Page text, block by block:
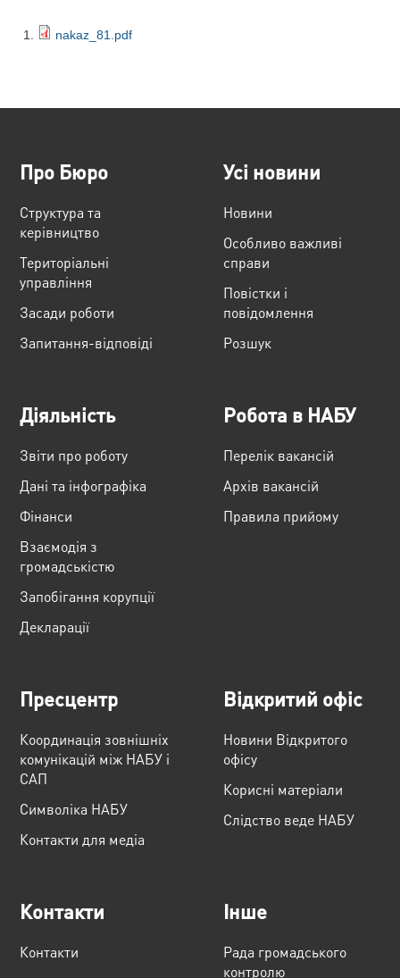
nakaz_81.pdf
Про Бюро
Структура та
керівництво
Територіальні
управління
Засади роботи
Запитання-відповіді
Усі новини
Новини
Особливо важливі
справи
Повістки і
повідомлення
Розшук
Діяльність
Звіти про роботу
Дані та інфографіка
Фінанси
Взаємодія з
громадськістю
Запобігання корупції
Декларації
Робота в НАБУ
Перелік вакансій
Архів вакансій
Правила прийому
Пресцентр
Координація зовнішніх
комунікацій між НАБУ і
САП
Cимволіка НАБУ
Контакти для медіа
Відкритий офіс
Новини Відкритого
офісу
Корисні матеріали
Слідство веде НАБУ
Контакти
Контакти
Інше
Рада громадського
контролю